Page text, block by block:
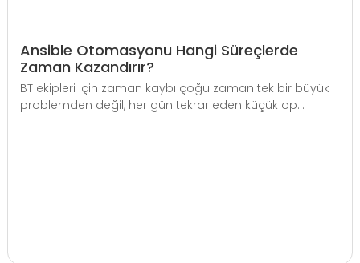
Ansible Otomasyonu Hangi Süreçlerde
Zaman Kazandırır?
BT ekipleri için zaman kaybı çoğu zaman tek bir büyük
problemden değil, her gün tekrar eden küçük op...